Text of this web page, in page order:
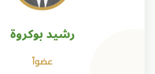
رشيد بوكروة
عضواً